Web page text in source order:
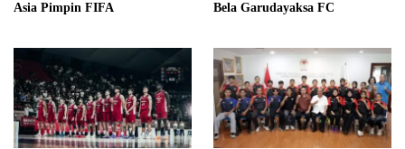
Asia Pimpin FIFA
Bela Garudayaksa FC